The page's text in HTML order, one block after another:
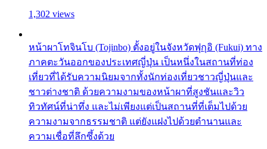
1,302 views
หน้าผาโทจินโบ (Tojinbo) ตั้งอยู่ในจังหวัดฟุกุอิ (Fukui) ทาง
ภาคตะวันออกของประเทศญี่ปุ่น เป็นหนึ่งในสถานที่ท่อง
เที่ยวที่ได้รับความนิยมจากทั้งนักท่องเที่ยวชาวญี่ปุ่นและ
ชาวต่างชาติ ด้วยความงามของหน้าผาที่สูงชันและวิว
ทิวทัศน์ที่น่าทึ่ง และไม่เพียงแต่เป็นสถานที่ที่เต็มไปด้วย
ความงามจากธรรมชาติ แต่ยังแฝงไปด้วยตำนานและ
ความเชื่อที่ลึกซึ้งด้วย